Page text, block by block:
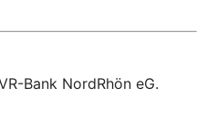
Bank NordRhön eG.